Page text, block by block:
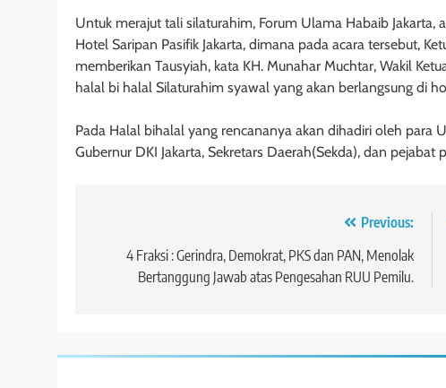
Untuk merajut tali silaturahim, Forum Ulama Habaib Jakarta,
Hotel Saripan Pasifik Jakarta, dimana pada acara tersebut,
memberikan Tausyiah, kata KH. Munahar Muchtar, Wakil
halal bi halal Silaturahim syawal yang akan berlangsung di
Pada Halal bihalal yang rencananya akan dihadiri oleh para
Gubernur DKI Jakarta, Sekretars Daerah(Sekda), dan
Previous:
4 Fraksi : Gerindra, Demokrat, PKS dan PAN, Menolak
Bertanggung Jawab atas Pengesahan RUU Pemilu.